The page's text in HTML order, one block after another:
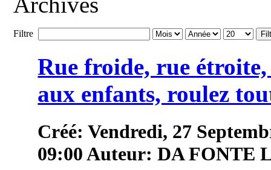
Filtre
Rue froide, rue étroite,
aux enfants, roulez
Créé: Vendredi, 27
09:00Auteur: DA FONTE